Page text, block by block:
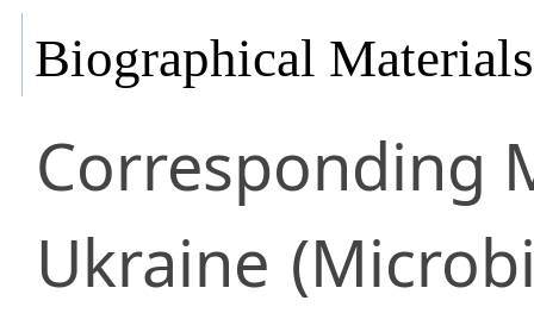
Biographical Materials
Corresponding
Ukraine